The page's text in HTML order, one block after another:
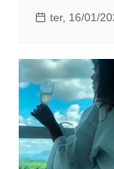
ter, 16/01/